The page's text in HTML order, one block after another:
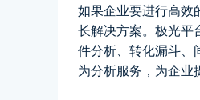
如果企业要进行高效
长解决方案。极光平
件分析、转化漏斗、
为分析服务，为企业